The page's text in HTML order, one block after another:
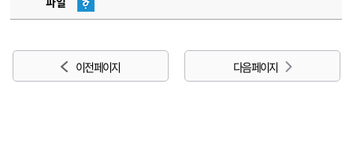
이전 페이지 다음 페이지